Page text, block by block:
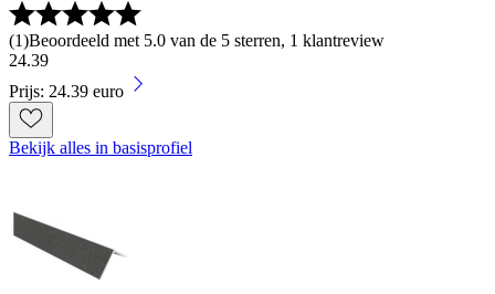
(1)Beoordeeld met 5.0 van de 5 sterren, 1 klantreview
24.39
Prijs: 24.39 euro
Bekijk alles in basisprofiel